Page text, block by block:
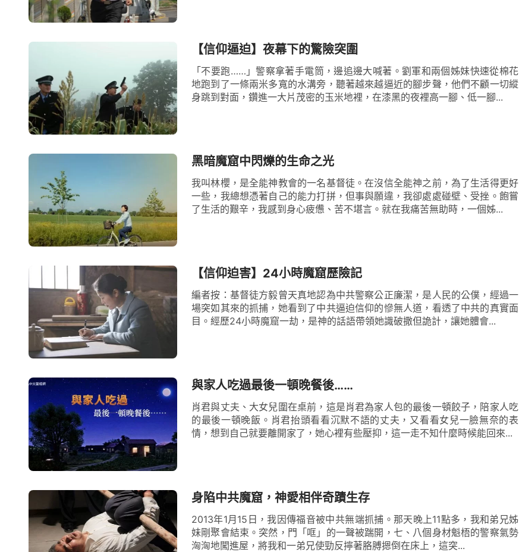
【信仰逼迫】夜幕下的驚險突圍
「不要跑……」警察拿著手電筒，邊追邊大喊著。劉軍和兩個姊妹快速從棉花
地跑到了一條兩米多寬的水溝旁，聽著越來越逼近的腳步聲，他們不顧一切縱
身跳到對面，鑽進一大片茂密的玉米地裡，在漆黑的夜裡高一腳、低一腳...
黑暗魔窟中閃爍的生命之光
我叫林櫻，是全能神教會的一名基督徒。在沒信全能神之前，為了生活得更好
一些，我總想憑著自己的能力打拼，但事與願違，我卻處處碰壁、受挫。飽嘗
了生活的艱辛，我感到身心疲憊、苦不堪言。就在我痛苦無助時，一個姊...
【信仰迫害】24小時魔窟歷險記
編者按：基督徒方毅曾天真地認為中共警察公正廉潔，是人民的公僕，經過一
場突如其來的抓捕，她看到了中共逼迫信仰的慘無人道，看透了中共的真實面
目。經歷24小時魔窟一劫，是神的話語帶領她識破撒但詭計，讓她體會...
與家人吃過最後一頓晚餐後……
肖君與丈夫、大女兒圍在桌前，這是肖君為家人包的最後一頓餃子，陪家人吃
的最後一頓晚飯。肖君抬頭看看沉默不語的丈夫，又看看女兒一臉無奈的表
情，想到自己就要離開家了，她心裡有些壓抑，這一走不知什麼時候能回來...
身陷中共魔窟，神愛相伴奇蹟生存
2013年1月15日，我因傳福音被中共無端抓捕。那天晚上11點多，我和弟兄姊
妹剛聚會結束。突然，門「哐」的一聲被踹開，七、八個身材魁梧的警察氣勢
洶洶地闖進屋，將我和一弟兄使勁反擰著胳膊摁倒在床上，這突...